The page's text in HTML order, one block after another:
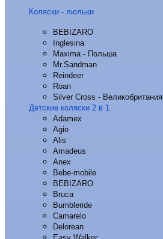
Коляски - люльки
BEBIZARO
Inglesina
Maxima - Польша
Mr.Sandman
Reindeer
Roan
Silver Cross - Великобритания
Детские коляски 2 в 1
Adamex
Agio
Alis
Amadeus
Anex
Bebe-mobile
BEBIZARO
Bruca
Bumbleride
Camarelo
Delorean